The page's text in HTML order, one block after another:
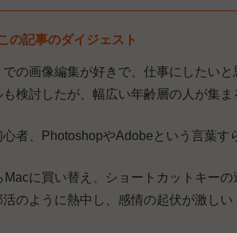
の記事のダイジェスト
での画像編集が好きで、仕事にしたい
検討したが、幅広い年齢層の人が集
者、PhotoshopやAdobeという言葉す
Macに買い替え、ショートカットキー
のように熱中し、感情の起伏が激し